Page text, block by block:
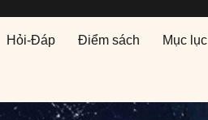
Hỏi-Đáp Điểm sách Mục lục